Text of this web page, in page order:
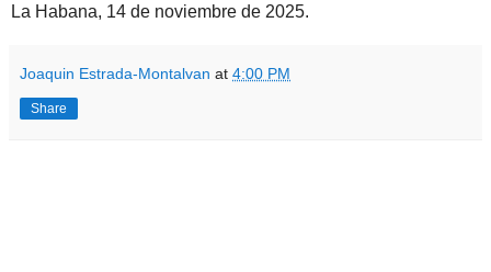
La Habana, 14 de noviembre de 2025.
Joaquin Estrada-Montalvan at 4:00 PM
Share